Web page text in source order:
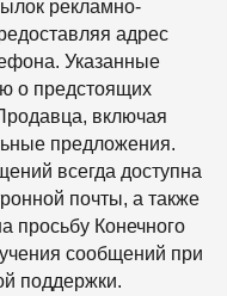
рекламно-
адрес
Указанные
о предстоящих
включая
предложения.
всегда доступна
почты, а также
просьбу Конечного
сообщений при
поддержки.